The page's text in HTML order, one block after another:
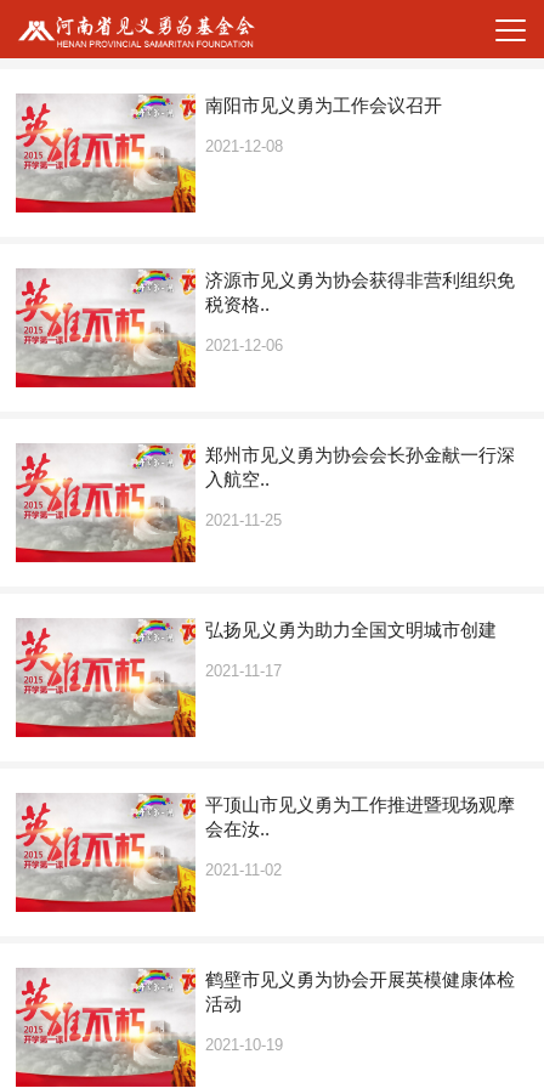
南阳市见义勇为工作会议召开
2021-12-08
济源市见义勇为协会获得非营利组织免
税资格..
2021-12-06
郑州市见义勇为协会会长孙金献一行深
入航空..
2021-11-25
弘扬见义勇为助力全国文明城市创建
2021-11-17
平顶山市见义勇为工作推进暨现场观摩
会在汝..
2021-11-02
鹤壁市见义勇为协会开展英模健康体检
活动
2021-10-19